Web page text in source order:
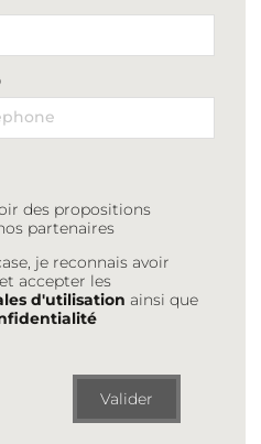
des propositions
partenaires
je reconnais avoir
accepter les
d'utilisation ainsi que
Valider